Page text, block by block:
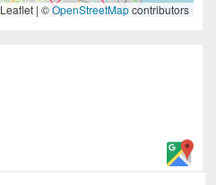
Leaflet | ©OpenStreetMapcontributors